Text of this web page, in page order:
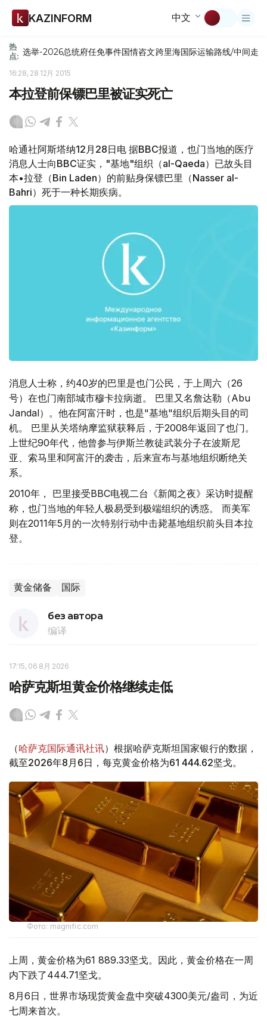
KAZINFORM 中文
热
点: 选举-2026总统府任免事件国情咨文跨里海国际运输路线/中间走廊
16:28, 28 12月 2015
本拉登前保镖巴里被证实死亡
哈通社阿斯塔纳12月28日电 据BBC报道，也门当地的医疗
消息人士向BBC证实，"基地"组织（al-Qaeda）已故头目
本•拉登（Bin Laden）的前贴身保镖巴里（Nasser al-
Bahri）死于一种长期疾病。
消息人士称，约40岁的巴里是也门公民，于上周六（26
号）在也门南部城市穆卡拉病逝。 巴里又名詹达勒（Abu
Jandal）。他在阿富汗时，也是"基地"组织后期头目的司
机。 巴里从关塔纳摩监狱获释后，于2008年返回了也门。
上世纪90年代，他曾参与伊斯兰教徒武装分子在波斯尼
亚、索马里和阿富汗的袭击，后来宣布与基地组织断绝关
系。
2010年， 巴里接受BBC电视二台《新闻之夜》采访时提醒
称，也门当地的年轻人极易受到极端组织的诱惑。 而美军
则在2011年5月的一次特别行动中击毙基地组织前头目本拉
登。
黄金储备 国际
без автора
编译
17:15, 06 8月 2026
哈萨克斯坦黄金价格继续走低
（哈萨克国际通讯社讯）根据哈萨克斯坦国家银行的数据，
截至2026年8月6日，每克黄金价格为61 444.62坚戈。
Фото: magnific.com
上周，黄金价格为61 889.33坚戈。因此，黄金价格在一周
内下跌了444.71坚戈。
8月6日，世界市场现货黄金盘中突破4300美元/盎司，为近
七周来首次。